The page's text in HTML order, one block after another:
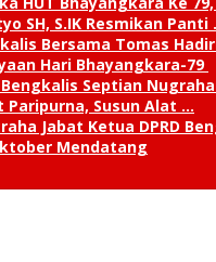
SH, S.IK Resmikan Panti
Bersama Tomas
Hari Bhayangkara-79
Bengkalis Septian
Paripurna, Susun Alat …
Jabat Ketua DPRD
Mendatang